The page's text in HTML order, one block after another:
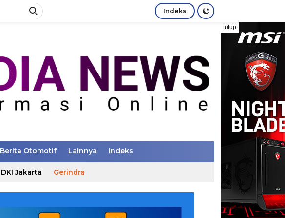
Indeks
tutup
Berita Otomotif Lainnya Indeks
DKI Jakarta Gerindra